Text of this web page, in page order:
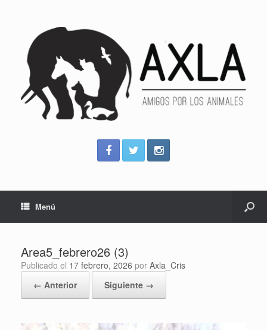
Menú
Area5_febrero26 (3)
Publicado el 17 febrero, 2026 por Axla_Cris
← Anterior
Siguiente →